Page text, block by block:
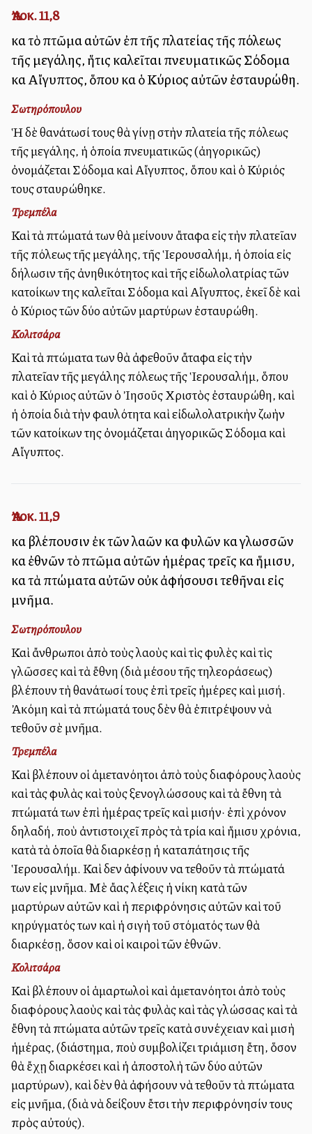
Ἀποκ. 11,8
καὶ τὸ πτῶμα αὐτῶν ἐπὶ τῆς πλατείας τῆς πόλεως
τῆς μεγάλης, ἥτις καλεῖται πνευματικῶς Σόδομα
καὶ Αἴγυπτος, ὅπου καὶ ὁ Κύριος αὐτῶν ἐσταυρώθη.
Σωτηρόπουλου
Ἡ δὲ θανάτωσί τους θὰ γίνῃ στὴν πλατεία τῆς πόλεως
τῆς μεγάλης, ἡ ὁποία πνευματικῶς (ἀλληγορικῶς)
ὀνομάζεται Σόδομα καὶ Αἴγυπτος, ὅπου καὶ ὁ Κύριός
τους σταυρώθηκε.
Τρεμπέλα
Καὶ τὰ πτώματά των θὰ μείνουν ἄταφα εἰς τὴν πλατεῖαν
τῆς πόλεως τῆς μεγάλης, τῆς Ἱερουσαλήμ, ἡ ὁποία εἰς
δήλωσιν τῆς ἀνηθικότητος καὶ τῆς εἰδωλολατρίας τῶν
κατοίκων της καλεῖται Σόδομα καὶ Αἴγυπτος, ἐκεῖ δὲ καὶ
ὁ Κύριος τῶν δύο αὐτῶν μαρτύρων ἐσταυρώθη.
Κολιτσάρα
Καὶ τὰ πτώματα των θὰ ἀφεθοῦν ἄταφα εἰς τὴν
πλατεῖαν τῆς μεγάλης πόλεως τῆς Ἱερουσαλήμ, ὅπου
καὶ ὁ Κύριος αὐτῶν ὁ Ἰησοῦς Χριστὸς ἐσταυρώθη, καὶ
ἡ ὁποία διὰ τὴν φαυλότητα καὶ εἰδωλολατρικὴν ζωὴν
τῶν κατοίκων της ὀνομάζεται ἀλληγορικῶς Σόδομα καὶ
Αἴγυπτος.
Ἀποκ. 11,9
καὶ βλέπουσιν ἐκ τῶν λαῶν καὶ φυλῶν καὶ γλωσσῶν
καὶ ἐθνῶν τὸ πτῶμα αὐτῶν ἡμέρας τρεῖς καὶ ἥμισυ,
καὶ τὰ πτώματα αὐτῶν οὐκ ἀφήσουσι τεθῆναι εἰς
μνῆμα.
Σωτηρόπουλου
Καὶ ἄνθρωποι ἀπὸ τοὺς λαοὺς καὶ τὶς φυλὲς καὶ τὶς
γλῶσσες καὶ τὰ ἔθνη (διὰ μέσου τῆς τηλεοράσεως)
βλέπουν τὴ θανάτωσί τους ἐπὶ τρεῖς ἡμέρες καὶ μισή.
Ἀκόμη καὶ τὰ πτώματά τους δὲν θὰ ἐπιτρέψουν νὰ
τεθοῦν σὲ μνῆμα.
Τρεμπέλα
Καὶ βλέπουν οἱ ἀμετανόητοι ἀπὸ τοὺς διαφόρους λαοὺς
καὶ τὰς φυλὰς καὶ τοὺς ξενογλώσσους καὶ τὰ ἔθνη τὰ
πτώματά των ἐπὶ ἡμέρας τρεῖς καὶ μισήν· ἐπὶ χρόνον
δηλαδή, ποὺ ἀντιστοιχεῖ πρὸς τὰ τρία καὶ ἥμισυ χρόνια,
κατὰ τὰ ὁποῖα θὰ διαρκέσῃ ἡ καταπάτησις τῆς
Ἱερουσαλήμ. Καὶ δεν ἀφίνουν να τεθοῦν τὰ πτώματά
των εἰς μνῆμα. Μὲ ἄλλας λέξεις ἡ νίκη κατὰ τῶν
μαρτύρων αὐτῶν καὶ ἡ περιφρόνησις αὐτῶν καὶ τοῦ
κηρύγματός των καὶ ἡ σιγὴ τοῦ στόματός των θὰ
διαρκέσῃ, ὅσον καὶ οἱ καιροὶ τῶν ἐθνῶν.
Κολιτσάρα
Καὶ βλέπουν οἱ ἁμαρτωλοὶ καὶ ἀμετανόητοι ἀπὸ τοὺς
διαφόρους λαοὺς καὶ τὰς φυλὰς καὶ τὰς γλώσσας καὶ τὰ
ἔθνη τὰ πτώματα αὐτῶν τρεῖς κατὰ συνέχειαν καὶ μισὴ
ἡμέρας, (διάστημα, ποὺ συμβολίζει τριάμιση ἔτη, ὅσον
θὰ ἔχῃ διαρκέσει καὶ ἡ ἀποστολὴ τῶν δύο αὐτῶν
μαρτύρων), καὶ δὲν θὰ ἀφήσουν νὰ τεθοῦν τὰ πτώματα
εἰς μνῆμα, (διὰ νὰ δείξουν ἔτσι τὴν περιφρόνησίν τους
πρὸς αὐτούς).